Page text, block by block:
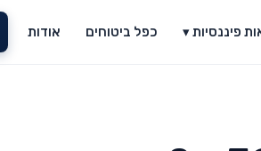
פיננסיות ▾ כפל ביטוחים אודות